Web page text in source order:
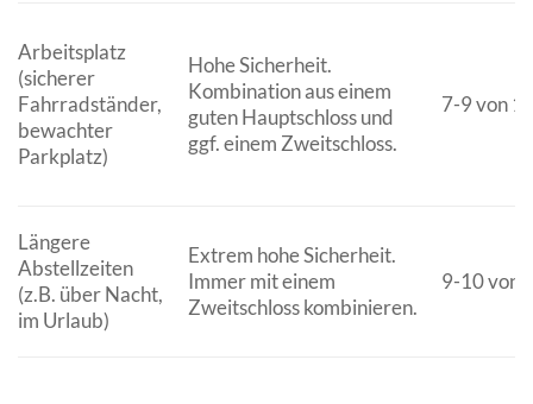
Arbeitsplatz
(sicherer
Fahrradständer,
bewachter
Parkplatz)
Hohe Sicherheit.
Kombination aus einem
guten Hauptschloss und
ggf. einem Zweitschloss.
7-9 von
Längere
Abstellzeiten
(z.B. über Nacht,
im Urlaub)
Extrem hohe Sicherheit.
Immer mit einem
Zweitschloss kombinieren.
9-10 von